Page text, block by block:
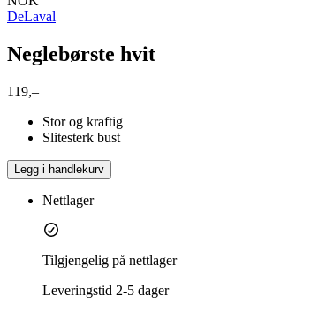
DeLaval
Neglebørste hvit
119,–
Stor og kraftig
Slitesterk bust
Legg i handlekurv
Nettlager
Tilgjengelig på nettlager
Leveringstid 2-5 dager